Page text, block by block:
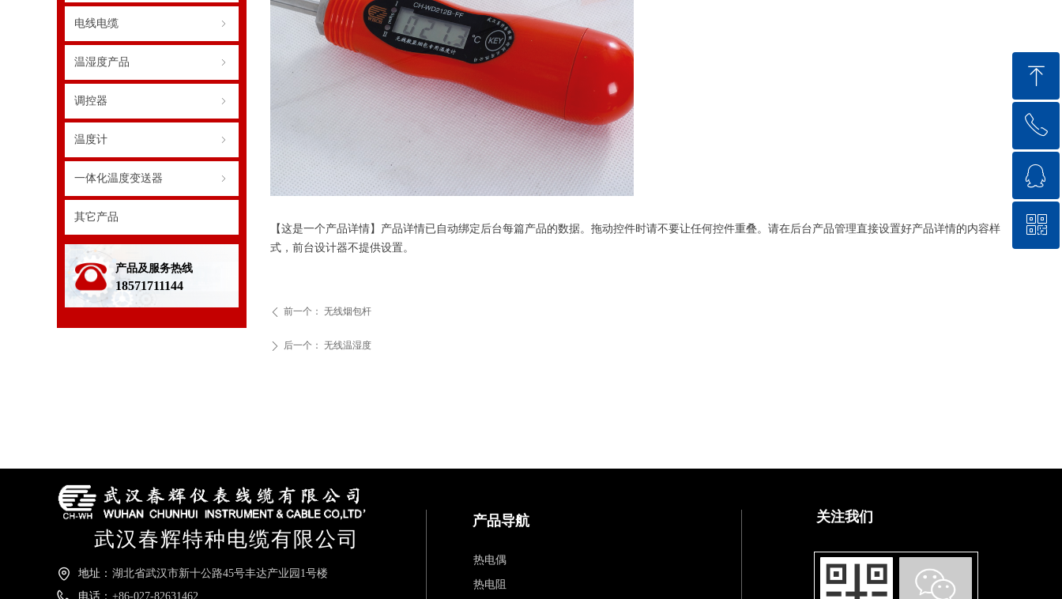
产品及服务热线
18571711144
ꁇ
电线电缆
ꁇ
温湿度产品
ꁇ
调控器
ꁇ
温度计
ꁇ
一体化温度变送器
其它产品
【这是一个产品详情】产品详情已自动绑定后台每篇产品的数据。拖动控件时请不要让任何控件重叠。请在后台产品管理直接设置好产品详情的内容样
式，前台设计器不提供设置。
ꄴ 前一个： 无线烟包杆
ꄲ 后一个： 无线温湿度
地址： 湖北省武汉市新十公路45号丰达产业园1号楼
电话： +86-027-82631462
武汉春辉特种电缆有限公司
热电偶
热电阻
产品导航 关注我们
ꁸ
回到顶部
ꂅ
18571711144
ꁗ
QQ客服
ꀥ